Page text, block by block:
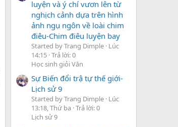
luyện và ý chí vươn lên từ
nghịch cảnh dựa trên hình
ảnh ngụ ngôn về loài chim
điêu-Chim điêu luyện bay
Started by Trang Dimple Lúc
14:15 Trả lời: 0
Học sinh giỏi Văn
Sự Biến đổi trậ tự thế giới-
Lịch sử 9
Started by Trang Dimple Lúc
13:18, Thứ ba Trả lời: 0
Lịch sử 9